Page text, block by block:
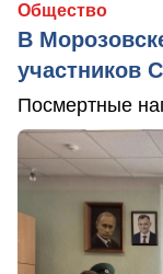
Общество
В
участников
Посмертные